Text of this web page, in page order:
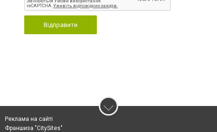
Відправити
Реклама на сайті
Франшиза "CitySites"